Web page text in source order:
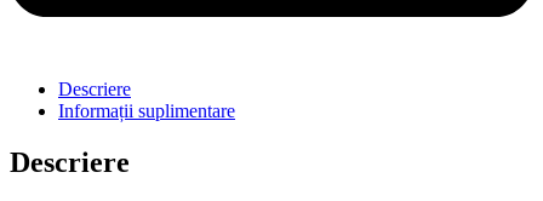
Descriere
Informații suplimentare
Descriere